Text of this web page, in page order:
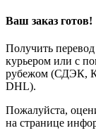
Ваш заказ готов!
Получить
курьером или с
рубежом (СДЭК,
DHL).
Пожалуйста,
на странице